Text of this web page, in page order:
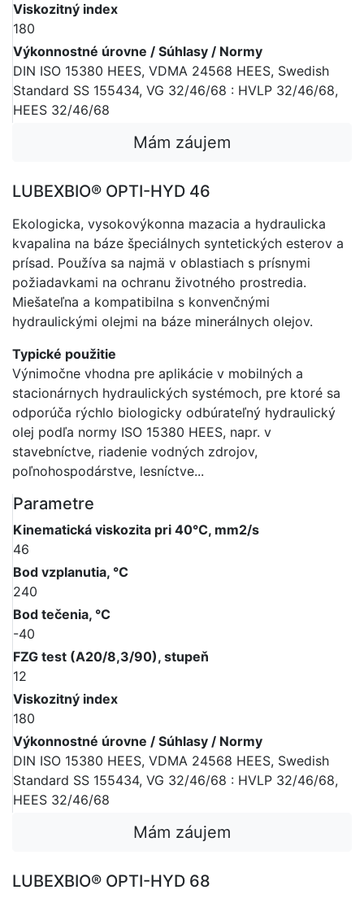
Viskozitný index
180
Výkonnostné úrovne / Súhlasy / Normy
DIN ISO 15380 HEES, VDMA 24568 HEES, Swedish
Standard SS 155434, VG 32/46/68 : HVLP 32/46/68,
HEES 32/46/68
Mám záujem
LUBEXBIO® OPTI-HYD 46
Ekologicka, vysokovýkonna mazacia a hydraulicka
kvapalina na báze špeciálnych syntetických esterov a
prísad. Používa sa najmä v oblastiach s prísnymi
požiadavkami na ochranu životného prostredia.
Miešateľna a kompatibilna s konvenčnými
hydraulickými olejmi na báze minerálnych olejov.
Typické použitie
Výnimočne vhodna pre aplikácie v mobilných a
stacionárnych hydraulických systémoch, pre ktoré sa
odporúča rýchlo biologicky odbúrateľný hydraulický
olej podľa normy ISO 15380 HEES, napr. v
stavebníctve, riadenie vodných zdrojov,
poľnohospodárstve, lesníctve...
Parametre
Kinematická viskozita pri 40°C, mm2/s
46
Bod vzplanutia, °C
240
Bod tečenia, °C
-40
FZG test (A20/8,3/90), stupeň
12
Viskozitný index
180
Výkonnostné úrovne / Súhlasy / Normy
DIN ISO 15380 HEES, VDMA 24568 HEES, Swedish
Standard SS 155434, VG 32/46/68 : HVLP 32/46/68,
HEES 32/46/68
Mám záujem
LUBEXBIO® OPTI-HYD 68